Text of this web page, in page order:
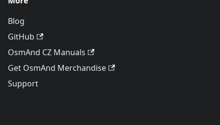
Blog
GitHub
OsmAnd CZ Manuals
Get OsmAnd Merchandise
Support